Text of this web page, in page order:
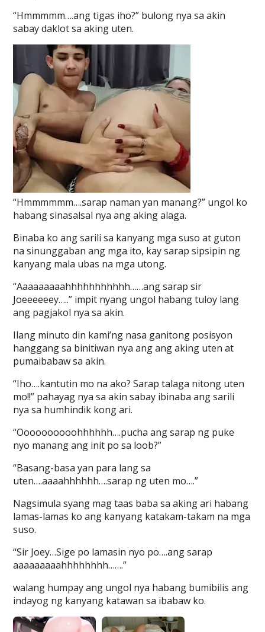
“Hmmmmm….ang tigas iho?” bulong nya sa akin
sabay daklot sa aking uten.
“Hmmmmmm….sarap naman yan manang?” ungol ko
habang sinasalsal nya ang aking alaga.
Binaba ko ang sarili sa kanyang mga suso at guton
na sinunggaban ang mga ito, kay sarap sipsipin ng
kanyang mala ubas na mga utong.
“Aaaaaaaaahhhhhhhhhhh……ang sarap sir
Joeeeeeey…..” impit nyang ungol habang tuloy lang
ang pagjakol nya sa akin.
Ilang minuto din kami’ng nasa ganitong posisyon
hanggang sa binitiwan nya ang ang aking uten at
pumaibabaw sa akin.
“Iho….kantutin mo na ako? Sarap talaga nitong uten
mo!!” pahayag nya sa akin sabay ibinaba ang sarili
nya sa humhindik kong ari.
“Oooooooooohhhhhh….pucha ang sarap ng puke
nyo manang ang init po sa loob?”
“Basang-basa yan para lang sa
uten….aaaahhhhhh….sarap ng uten mo….”
Nagsimula syang mag taas baba sa aking ari habang
lamas-lamas ko ang kanyang katakam-takam na mga
suso.
“Sir Joey…Sige po lamasin nyo po….ang sarap
aaaaaaaaahhhhhhhh…….”
walang humpay ang ungol nya habang bumibilis ang
indayog ng kanyang katawan sa ibabaw ko.